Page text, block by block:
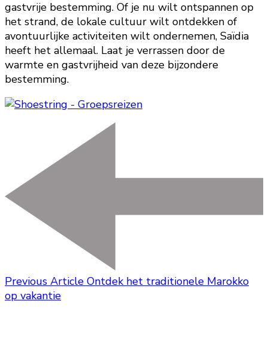
gastvrije bestemming. Of je nu wilt ontspannen op
het strand, de lokale cultuur wilt ontdekken of
avontuurlijke activiteiten wilt ondernemen, Saïdia
heeft het allemaal. Laat je verrassen door de
warmte en gastvrijheid van deze bijzondere
bestemming.
Previous Article Ontdek het traditionele Marokko
op vakantie